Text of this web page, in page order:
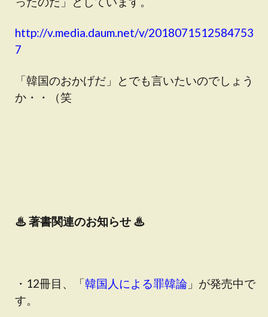
http://v.media.daum.net/v/2018071512584753
7
「韓国のおかげだ」とでも言いたいのでしょう
か・・（笑
♨著書関連のお知らせ ♨
・12冊目、「韓国人による罪韓論 」が発売中で
す。